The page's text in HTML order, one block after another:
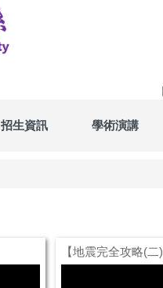
招生資訊 學術演講
【地震完全攻略(